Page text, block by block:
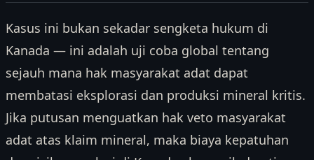
Kasus ini bukan sekadar sengketa hukum di
Kanada — ini adalah uji coba global tentang
sejauh mana hak masyarakat adat dapat
membatasi eksplorasi dan produksi mineral kritis.
Jika putusan menguatkan hak veto masyarakat
adat atas klaim mineral, maka biaya kepatuhan